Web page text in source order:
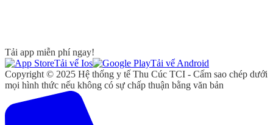
Tải app miễn phí ngay!
Tải vể Ios
Tải vể Android
Copyright © 2025 Hệ thống y tế Thu Cúc TCI - Cấm sao chép dưới
mọi hình thức nếu không có sự chấp thuận bằng văn bản